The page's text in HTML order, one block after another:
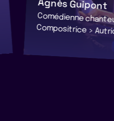
Agnès Guipont
Comédienne
Compositrice >